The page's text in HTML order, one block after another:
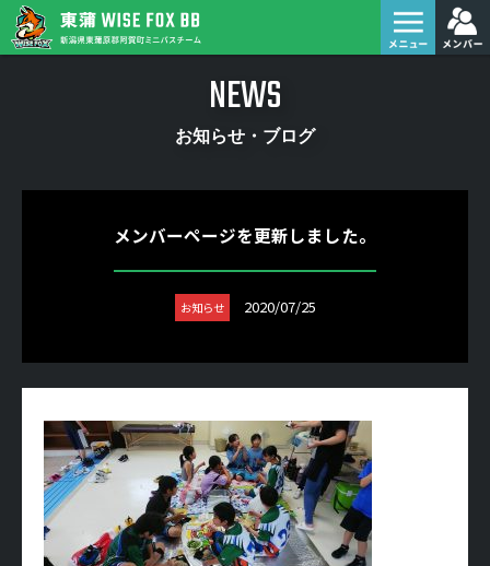
NEWS
お知らせ・ブログ
メンバーページを更新しました。
お知らせ 2020/07/25